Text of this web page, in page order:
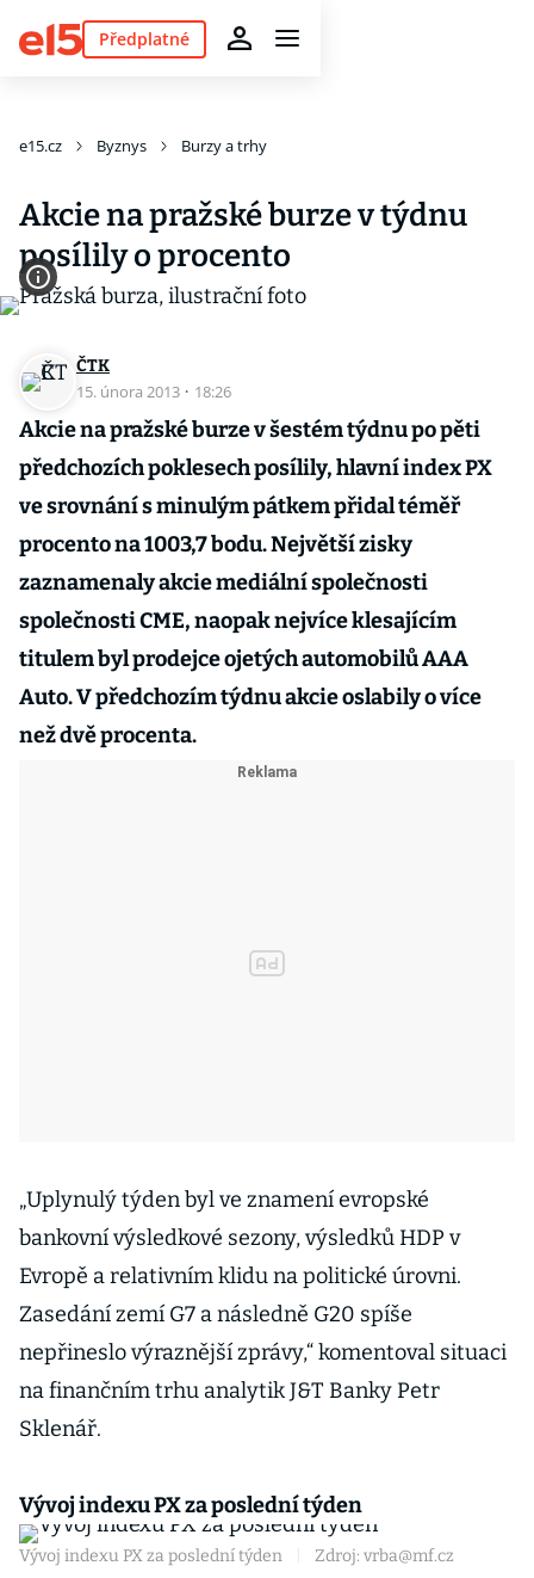
Předplatné
e15.cz Byznys Burzy a trhy
Akcie na pražské burze v týdnu
posílily o procento
ČTK
15. února 2013 · 18:26
Akcie na pražské burze v šestém týdnu po pěti
předchozích poklesech posílily, hlavní index PX
ve srovnání s minulým pátkem přidal téměř
procento na 1003,7 bodu. Největší zisky
zaznamenaly akcie mediální společnosti
společnosti CME, naopak nejvíce klesajícím
titulem byl prodejce ojetých automobilů AAA
Auto. V předchozím týdnu akcie oslabily o více
než dvě procenta.
„Uplynulý týden byl ve znamení evropské
bankovní výsledkové sezony, výsledků HDP v
Evropě a relativním klidu na politické úrovni.
Zasedání zemí G7 a následně G20 spíše
nepřineslo výraznější zprávy,“ komentoval situaci
na finančním trhu analytik J&T Banky Petr
Sklenář.
Vývoj indexu PX za poslední týden
Vývoj indexu PX za poslední týden Zdroj: vrba@mf.cz